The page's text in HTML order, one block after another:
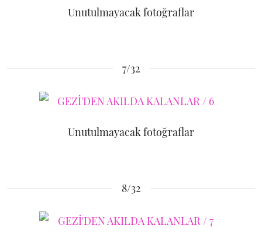
Unutulmayacak fotoğraflar
7/32
Unutulmayacak fotoğraflar
8/32